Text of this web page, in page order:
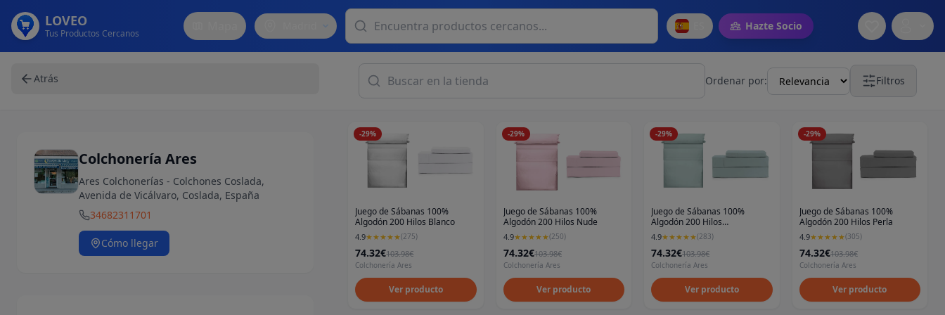
LOVEO
Tus Productos Cercanos
Hazte Socio
Atrás Ordenar por: Filtros
Colchonería Ares
Ares Colchonerías - Colchones Coslada,
Avenida de Vicálvaro, Coslada, España
34682311701
Cómo llegar
-29%
Juego de Sábanas 100%
Algodón 200 Hilos Blanco
4.9★★★★★(275)
74.32€103.98€
Colchonería Ares
Ver producto
-29%
Juego de Sábanas 100%
Algodón 200 Hilos Nude
4.9★★★★★(250)
74.32€103.98€
Colchonería Ares
Ver producto
-29%
Juego de Sábanas 100%
Algodón 200 Hilos
Aguamarina
4.9★★★★★(283)
74.32€103.98€
Colchonería Ares
Ver producto
-29%
Juego de Sábanas 100%
Algodón 200 Hilos Perla
4.9★★★★★(305)
74.32€103.98€
Colchonería Ares
Ver producto